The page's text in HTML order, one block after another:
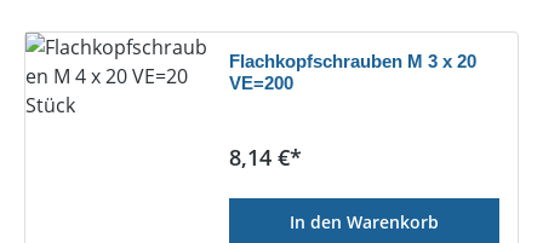
Flachkopfschrauben M 3 x 20
VE=200
Regulärer Preis:
8,14 €*
In den Warenkorb